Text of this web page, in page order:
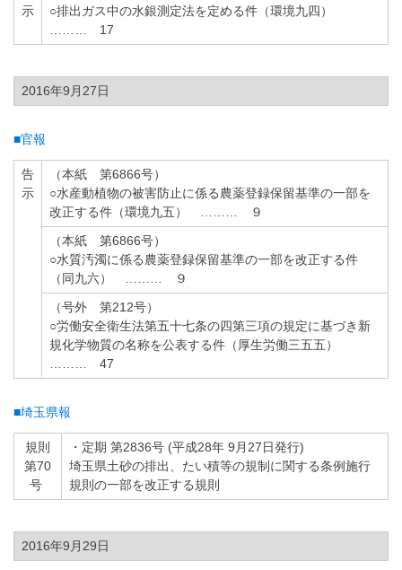
示
○排出ガス中の水銀測定法を定める件（環境九四）
……… 17
2016年9月27日
■官報
告
示
（本紙 第6866号）
○水産動植物の被害防止に係る農薬登録保留基準の一部を
改正する件（環境九五） ……… ９
（本紙 第6866号）
○水質汚濁に係る農薬登録保留基準の一部を改正する件
（同九六） ……… ９
（号外 第212号）
○労働安全衛生法第五十七条の四第三項の規定に基づき新
規化学物質の名称を公表する件（厚生労働三五五）
……… 47
■埼玉県報
規則
第70
号
・定期 第2836号 (平成28年 9月27日発行)
埼玉県土砂の排出、たい積等の規制に関する条例施行
規則の一部を改正する規則
2016年9月29日